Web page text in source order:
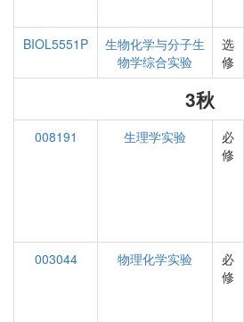
BIOL5551P
生物化学与分子生
物学综合实验
选
修
3秋
008191 生理学实验
必
修
003044
物理化学实验
必
修